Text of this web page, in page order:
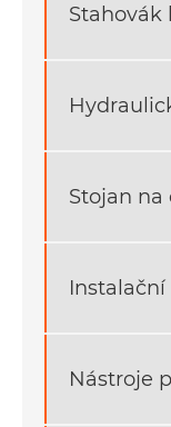
Stahovák
Stojan
Instalační
Nástroje